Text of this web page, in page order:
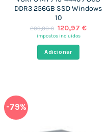
DDR3 256GB SSD Windows
10
299,00€ O
preço
era:
299,00 €.
120,97€O
impostos incluídos
Adicionar
-79%